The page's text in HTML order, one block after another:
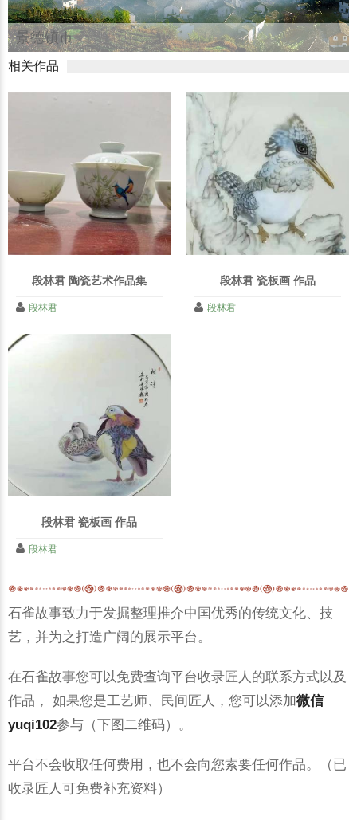
景德镇市
相关作品
段林君 陶瓷艺术作品集
段林君
段林君 瓷板画 作品
段林君
段林君 瓷板画 作品
段林君
石雀故事致力于发掘整理推介中国优秀的传统文化、技
艺，并为之打造广阔的展示平台。
在石雀故事您可以免费查询平台收录匠人的联系方式以及
作品， 如果您是工艺师、民间匠人，您可以添加微信
yuqi102参与（下图二维码）。
平台不会收取任何费用，也不会向您索要任何作品。（已
收录匠人可免费补充资料）